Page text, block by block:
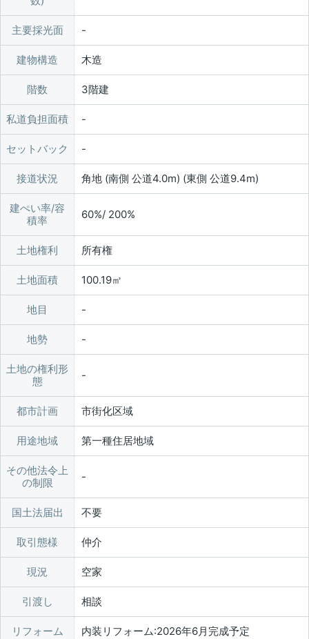
主要採光面
建物構造 木造
階数 3階建
私道負担面積
セットバック
接道状況 角地 (南側 公道4.0m) (東側 公道9.4m)
建ぺい率/容
積率
60%/ 200%
土地権利 所有権
土地面積 100.19㎡
地目
地勢
土地の権利形
態
都市計画 市街化区域
用途地域 第一種住居地域
その他法令上
の制限
国土法届出 不要
取引態様 仲介
現況 空家
引渡し 相談
リフォーム 内装リフォーム:2026年6月完成予定